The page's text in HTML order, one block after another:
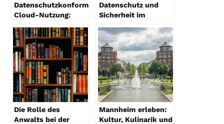
Datenschutzkonforme
Cloud-Nutzung:
müssen
Datenschutz und
Sicherheit im
Sie wissen müssen
Die Rolle des
Anwalts bei der
Mannheim erleben:
Kultur, Kulinarik und